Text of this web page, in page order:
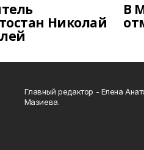
Николай
В
Главный редактор - Елена
Мазиева.